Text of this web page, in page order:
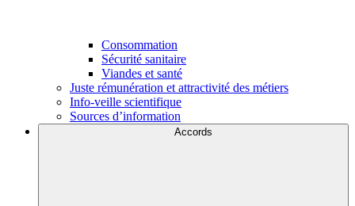
Consommation
Sécurité sanitaire
Viandes et santé
Juste rémunération et attractivité des métiers
Info-veille scientifique
Sources d’information
Accords